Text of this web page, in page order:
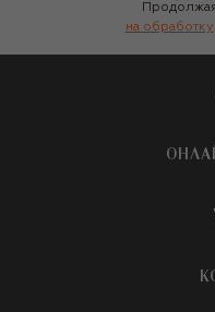
на обработку